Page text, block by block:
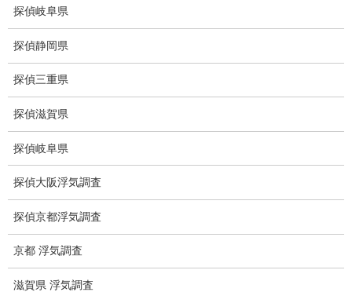
所在調査
身元調査
人探し
失踪・家出調査
所在確認調査
調査料金
浮気調査特別プラン
探偵岐阜県
探偵静岡県
探偵三重県
探偵滋賀県
探偵岐阜県
探偵大阪浮気調査
探偵京都浮気調査
京都 浮気調査
滋賀県 浮気調査